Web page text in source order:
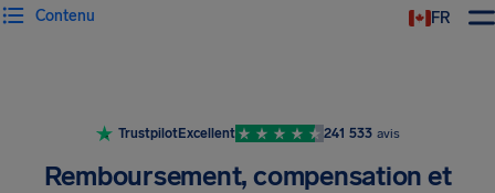
FR
Contenu
TrustpilotExcellent 241 533 avis
Remboursement, compensation et